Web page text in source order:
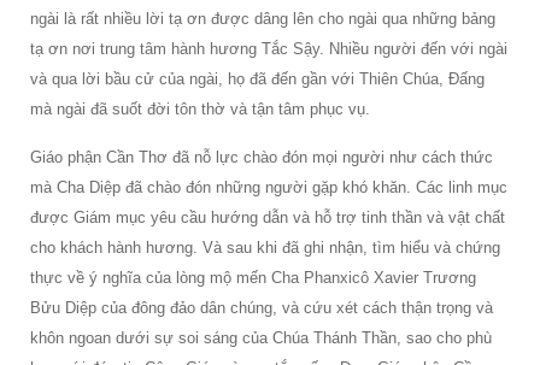
ngài là rất nhiều lời tạ ơn được dâng lên cho ngài qua những bảng
tạ ơn nơi trung tâm hành hương Tắc Sậy. Nhiều người đến với ngài
và qua lời bầu cử của ngài, họ đã đến gần với Thiên Chúa, Đấng
mà ngài đã suốt đời tôn thờ và tận tâm phục vụ.
Giáo phận Cần Thơ đã nỗ lực chào đón mọi người như cách thức
mà Cha Diệp đã chào đón những người gặp khó khăn. Các linh mục
được Giám mục yêu cầu hướng dẫn và hỗ trợ tinh thần và vật chất
cho khách hành hương. Và sau khi đã ghi nhận, tìm hiểu và chứng
thực về ý nghĩa của lòng mộ mến Cha Phanxicô Xavier Trương
Bửu Diệp của đông đảo dân chúng, và cứu xét cách thận trọng và
khôn ngoan dưới sự soi sáng của Chúa Thánh Thần, sao cho phù